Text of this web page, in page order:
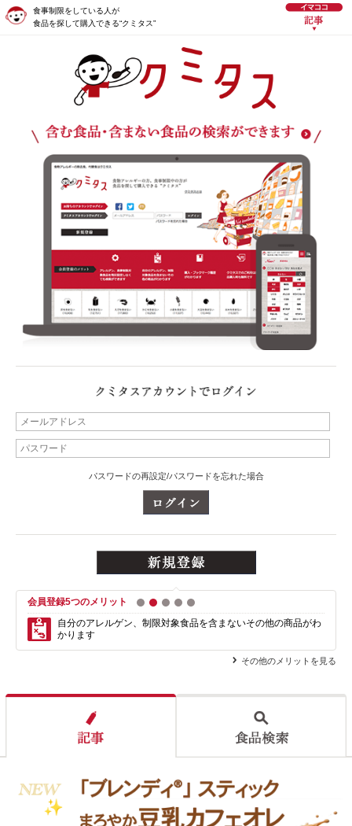
食事制限をしている人が
食品を探して購入できる“クミタス”
パスワードの再設定/パスワードを忘れた場合
会員登録5つのメリット 1 2 3 4
自分のアレルゲン、制限対象食品を含まないその他の商品がわ
かります
その他のメリットを見る